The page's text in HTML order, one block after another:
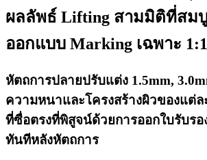
ผลลัพธ์ Lifting สามมิติที่สม
ออกแบบ Marking เฉพาะ
หัตถการปลายปรับแต่ง 1.5mm,
ความหนาและโครงสร้างผิวของแต่
ที่ซื่อตรงที่พิสูจน์ด้วยการออกใบรับร
ทันทีหลังหัตถการ